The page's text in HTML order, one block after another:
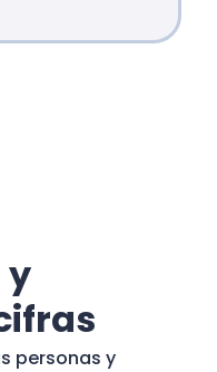
y
personas y